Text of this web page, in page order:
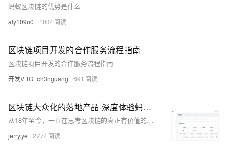
蚂蚁区块链的优势是什么
aly109u0 1034
区块链项目开发的合作服务流程指南
区块链项目开发的合作服务流程指南
开发V|TG_ch3nguang 691
区块链大众化的落地产品-深度体验蚂蚁区块链鹊凿数字版权服务平台
从18年至今，一直在思考区块链的真正有价值的大众落地是什么。 18年在个人有限的认知里得出的结论是： 围绕着空气币是没有太多的价值，只对于黑灰色产业有价值。 19年末关注到了，蚂蚁链的-鹊凿数字版权版权平台。 时至今日，经历一年半的时光，2021年，最近看到了淘宝商家服务的成交量激增，和蚂蚁与杭州互联网公证处的深度合作。确信在未来3-5年，这是一个很好的历史市场环境。
jerry.ye 2774